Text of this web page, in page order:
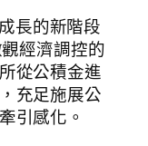
長的新階段
經濟調控的
從公積金進
充足施展公
引感化。